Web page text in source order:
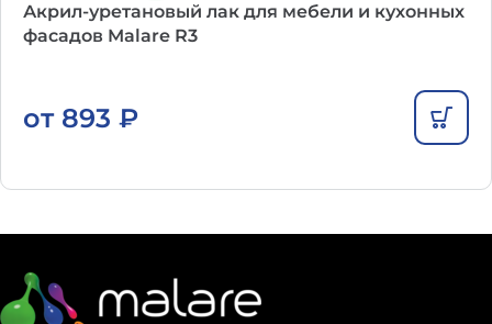
Акрил-уретановый лак для мебели и кухонных
фасадов Malare R3
от 893 ₽